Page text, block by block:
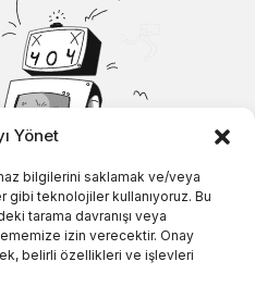
Yönet
bilgilerini saklamak ve/veya
gibi teknolojiler kullanıyoruz. Bu
tarama davranışı veya
izin verecektir. Onay
belirli özellikleri ve işlevleri